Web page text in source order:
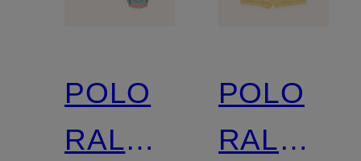
POLO
RALPH
POLO
RALPH